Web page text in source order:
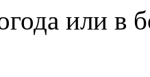
или в